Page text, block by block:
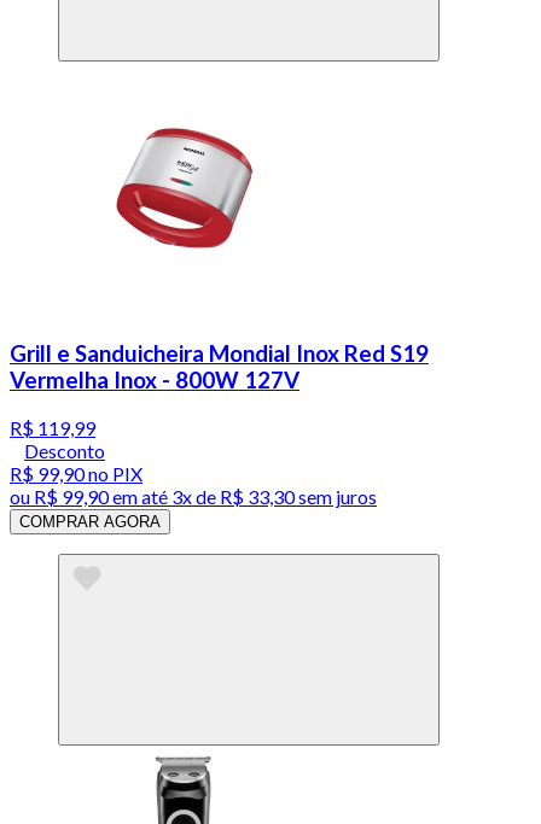
Grill e Sanduicheira Mondial Inox Red S19
Vermelha Inox - 800W 127V
R$ 119,99
Desconto
R$ 99,90no PIX
ou R$ 99,90em até 3x de R$ 33,30 sem juros
COMPRAR AGORA